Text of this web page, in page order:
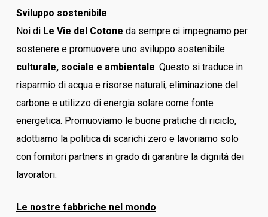
Sviluppo sostenibile
Noi di Le Vie del Cotone da sempre ci impegnamo per
sostenere e promuovere uno sviluppo sostenibile
culturale, sociale e ambientale. Questo si traduce in
risparmio di acqua e risorse naturali, eliminazione del
carbone e utilizzo di energia solare come fonte
energetica. Promuoviamo le buone pratiche di riciclo,
adottiamo la politica di scarichi zero e lavoriamo solo
con fornitori partners in grado di garantire la dignità dei
lavoratori.
Le nostre fabbriche nel mondo